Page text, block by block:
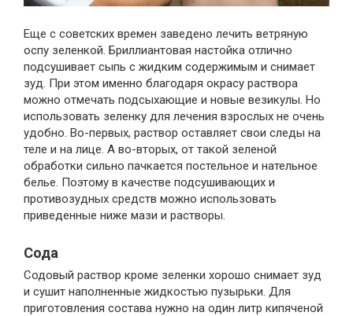
Еще с советских времен заведено лечить ветряную
оспу зеленкой. Бриллиантовая настойка отлично
подсушивает сыпь с жидким содержимым и снимает
зуд. При этом именно благодаря окрасу раствора
можно отмечать подсыхающие и новые везикулы. Но
использовать зеленку для лечения взрослых не очень
удобно. Во-первых, раствор оставляет свои следы на
теле и на лице. А во-вторых, от такой зеленой
обработки сильно пачкается постельное и нательное
белье. Поэтому в качестве подсушивающих и
противозудных средств можно использовать
приведенные ниже мази и растворы.
Сода
Содовый раствор кроме зеленки хорошо снимает зуд
и сушит наполненные жидкостью пузырьки. Для
приготовления состава нужно на один литр кипяченой